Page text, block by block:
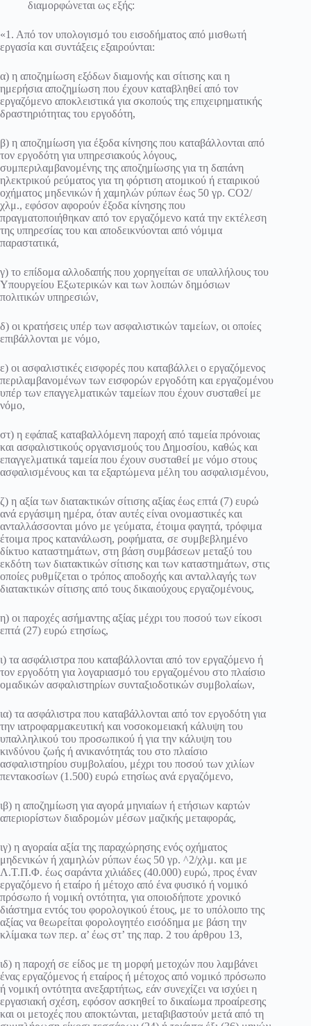
διαμορφώνεται ως εξής:
«1. Από τον υπολογισμό του εισοδήματος από μισθωτή
εργασία και συντάξεις εξαιρούνται:
α) η αποζημίωση εξόδων διαμονής και σίτισης και η
ημερήσια αποζημίωση που έχουν καταβληθεί από τον
εργαζόμενο αποκλειστικά για σκοπούς της επιχειρηματικής
δραστηριότητας του εργοδότη,
β) η αποζημίωση για έξοδα κίνησης που καταβάλλονται από
τον εργοδότη για υπηρεσιακούς λόγους,
συμπεριλαμβανομένης της αποζημίωσης για τη δαπάνη
ηλεκτρικού ρεύματος για τη φόρτιση ατομικού ή εταιρικού
οχήματος μηδενικών ή χαμηλών ρύπων έως 50 γρ. CO2/
χλμ., εφόσον αφορούν έξοδα κίνησης που
πραγματοποιήθηκαν από τον εργαζόμενο κατά την εκτέλεση
της υπηρεσίας του και αποδεικνύονται από νόμιμα
παραστατικά,
γ) το επίδομα αλλοδαπής που χορηγείται σε υπαλλήλους του
Υπουργείου Εξωτερικών και των λοιπών δημόσιων
πολιτικών υπηρεσιών,
δ) οι κρατήσεις υπέρ των ασφαλιστικών ταμείων, οι οποίες
επιβάλλονται με νόμο,
ε) οι ασφαλιστικές εισφορές που καταβάλλει ο εργαζόμενος
περιλαμβανομένων των εισφορών εργοδότη και εργαζομένου
υπέρ των επαγγελματικών ταμείων που έχουν συσταθεί με
νόμο,
στ) η εφάπαξ καταβαλλόμενη παροχή από ταμεία πρόνοιας
και ασφαλιστικούς οργανισμούς του Δημοσίου, καθώς και
επαγγελματικά ταμεία που έχουν συσταθεί με νόμο στους
ασφαλισμένους και τα εξαρτώμενα μέλη του ασφαλισμένου,
ζ) η αξία των διατακτικών σίτισης αξίας έως επτά (7) ευρώ
ανά εργάσιμη ημέρα, όταν αυτές είναι ονομαστικές και
ανταλλάσσονται μόνο με γεύματα, έτοιμα φαγητά, τρόφιμα
έτοιμα προς κατανάλωση, ροφήματα, σε συμβεβλημένο
δίκτυο καταστημάτων, στη βάση συμβάσεων μεταξύ του
εκδότη των διατακτικών σίτισης και των καταστημάτων, στις
οποίες ρυθμίζεται ο τρόπος αποδοχής και ανταλλαγής των
διατακτικών σίτισης από τους δικαιούχους εργαζομένους,
η) οι παροχές ασήμαντης αξίας μέχρι του ποσού των είκοσι
επτά (27) ευρώ ετησίως,
ι) τα ασφάλιστρα που καταβάλλονται από τον εργαζόμενο ή
τον εργοδότη για λογαριασμό του εργαζομένου στο πλαίσιο
ομαδικών ασφαλιστηρίων συνταξιοδοτικών συμβολαίων,
ια) τα ασφάλιστρα που καταβάλλονται από τον εργοδότη για
την ιατροφαρμακευτική και νοσοκομειακή κάλυψη του
υπαλληλικού του προσωπικού ή για την κάλυψη του
κινδύνου ζωής ή ανικανότητάς του στο πλαίσιο
ασφαλιστηρίου συμβολαίου, μέχρι του ποσού των χιλίων
πεντακοσίων (1.500) ευρώ ετησίως ανά εργαζόμενο,
ιβ) η αποζημίωση για αγορά μηνιαίων ή ετήσιων καρτών
απεριορίστων διαδρομών μέσων μαζικής μεταφοράς,
ιγ) η αγοραία αξία της παραχώρησης ενός οχήματος
μηδενικών ή χαμηλών ρύπων έως 50 γρ. ^2/χλμ. και με
Λ.Τ.Π.Φ. έως σαράντα χιλιάδες (40.000) ευρώ, προς έναν
εργαζόμενο ή εταίρο ή μέτοχο από ένα φυσικό ή νομικό
πρόσωπο ή νομική οντότητα, για οποιοδήποτε χρονικό
διάστημα εντός του φορολογικού έτους, με το υπόλοιπο της
αξίας να θεωρείται φορολογητέο εισόδημα με βάση την
κλίμακα των περ. α’ έως στ’ της παρ. 2 του άρθρου 13,
ιδ) η παροχή σε είδος με τη μορφή μετοχών που λαμβάνει
ένας εργαζόμενος ή εταίρος ή μέτοχος από νομικό πρόσωπο
ή νομική οντότητα ανεξαρτήτως, εάν συνεχίζει να ισχύει η
εργασιακή σχέση, εφόσον ασκηθεί το δικαίωμα προαίρεσης
και οι μετοχές που αποκτώνται, μεταβιβαστούν μετά από τη